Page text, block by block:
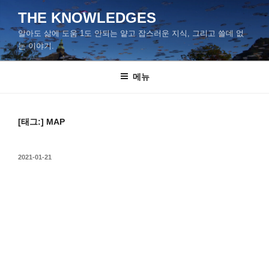
로
바
THE KNOWLEDGES
알아도 삶에 도움 1도 안되는 얕고 잡스러운 지식, 그리고 쓸데 없
는 이야기.
메뉴
[태그:] MAP
작
2021-01-21